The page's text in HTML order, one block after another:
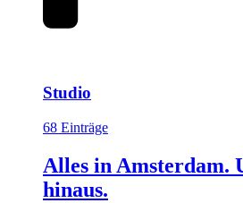
Studio
68 Einträge
Alles in Amsterdam.
hinaus.